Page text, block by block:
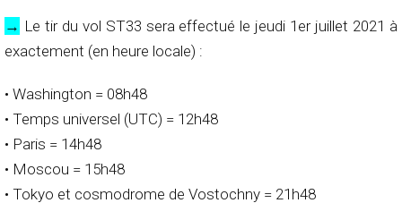
→ Le tir du vol ST33 sera effectué le jeudi 1er juillet 2021 à
exactement (en heure locale) :
• Washington = 08h48
• Temps universel (UTC) = 12h48
• Paris = 14h48
• Moscou = 15h48
• Tokyo et cosmodrome de Vostochny = 21h48